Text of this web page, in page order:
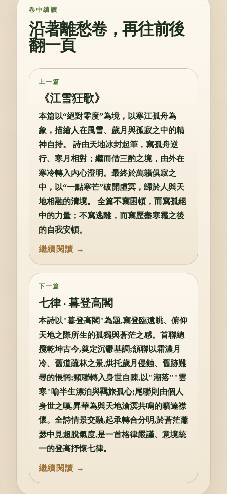
卷中續讀
沿著離愁卷，再往前後
翻一頁
上一篇
《江雪狂歌》
本篇以“絕對零度”為境，以寒江孤舟為
象，描繪人在風雪、歲月與孤寂之中的精
神自持。 詩由天地冰封起筆，寫孤舟逆
行、寒月相對；繼而借三酌之境，由外在
寒冷轉入內心澄明。最終於萬籟俱寂之
中，以“一點寒芒”破開虛冥，歸於人與天
地相融的清境。 全篇不寫困頓，而寫孤絕
中的力量；不寫逃離，而寫歷盡寒霜之後
的自我安頓。
下一篇
七律 · 暮登高閣
本詩以"暮登高閣"為題,寫登臨遠眺、俯仰
天地之際所生的孤獨與蒼茫之感。首聯總
攬乾坤古今,奠定沉鬱基調;頷聯以霜濃月
冷、舊道疏林之景,烘托歲月侵蝕、舊跡難
尋的悵惘;頸聯轉入身世自陳,以"潮落""雲
寒"喻半生漂泊與羈旅孤心;尾聯則由個人
身世之嘆,昇華為與天地滄溟共鳴的曠達襟
懷。全詩情景交融,起承轉合分明,於蒼茫蕭
瑟中見超脫氣度,是一首格律嚴謹、意境統
一的登高抒懷七律。